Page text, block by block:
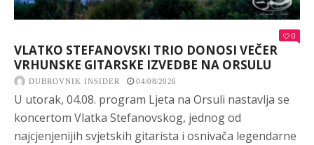
0
VLATKO STEFANOVSKI TRIO DONOSI VEČER
VRHUNSKE GITARSKE IZVEDBE NA ORSULU
DUBROVNIK INSIDER 04/08/2026
U utorak, 04.08. program Ljeta na Orsuli nastavlja se
koncertom Vlatka Stefanovskog, jednog od
najcjenjenijih svjetskih gitarista i osnivača legendarne